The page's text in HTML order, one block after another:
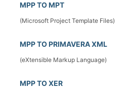
MPP TO MPT
(Microsoft Project Template Files)
MPP TO PRIMAVERA XML
(eXtensible Markup Language)
MPP TO XER